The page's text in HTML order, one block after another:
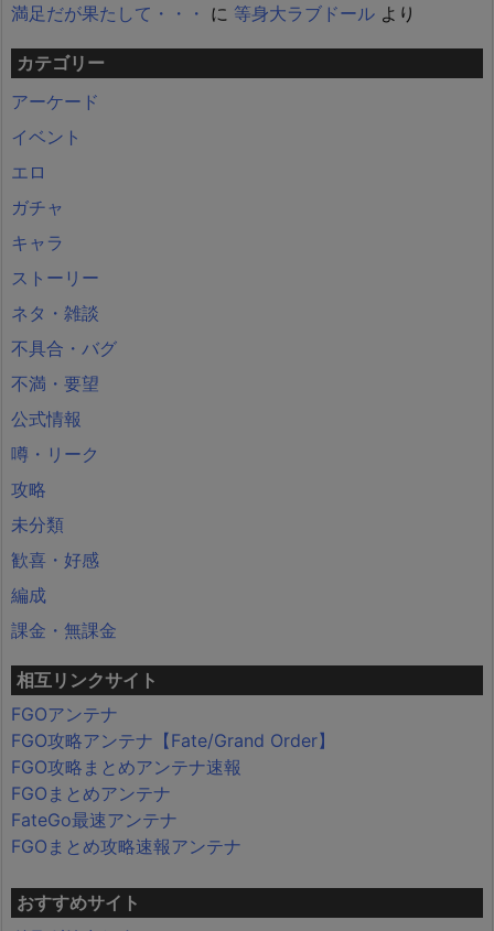
満足だが果たして・・・ に 等身大ラブドール より
カテゴリー
アーケード
イベント
エロ
ガチャ
キャラ
ストーリー
ネタ・雑談
不具合・バグ
不満・要望
公式情報
噂・リーク
攻略
未分類
歓喜・好感
編成
課金・無課金
相互リンクサイト
FGOアンテナ
FGO攻略アンテナ【Fate/Grand Order】
FGO攻略まとめアンテナ速報
FGOまとめアンテナ
FateGo最速アンテナ
FGOまとめ攻略速報アンテナ
おすすめサイト